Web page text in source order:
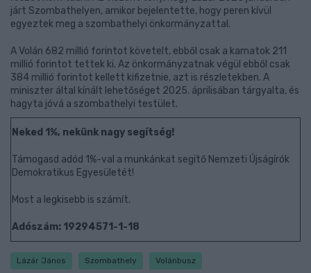
járt Szombathelyen, amikor bejelentette, hogy peren kívül
egyeztek meg a szombathelyi önkormányzattal.
A Volán 682 millió forintot követelt, ebből csak a kamatok 211
millió forintot tettek ki. Az önkormányzatnak végül ebből csak
384 millió forintot kellett kifizetnie, azt is részletekben. A
miniszter által kínált lehetőséget 2025. áprilisában tárgyalta, és
hagyta jóvá a szombathelyi testület.
Neked 1%, nekünk nagy segítség!
Támogasd adód 1%-val a munkánkat segítő Nemzeti Újságírók
Demokratikus Egyesületét!
Most a legkisebb is számít.
Adószám: 19294571-1-18
Lázár János Szombathely Volánbusz